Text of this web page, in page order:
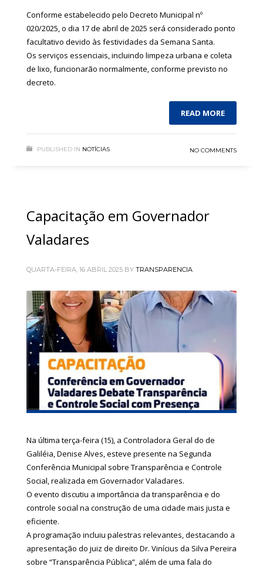
Conforme estabelecido pelo Decreto Municipal nº
020/2025, o dia 17 de abril de 2025 será considerado ponto
facultativo devido às festividades da Semana Santa.
Os serviços essenciais, incluindo limpeza urbana e coleta
de lixo, funcionarão normalmente, conforme previsto no
decreto.
READ MORE
PUBLISHED IN NOTÍCIAS NO COMMENTS
Capacitação em Governador
Valadares
QUARTA-FEIRA, 16 ABRIL 2025 BY TRANSPARENCIA
Na última terça-feira (15), a Controladora Geral do de
Galiléia, Denise Alves, esteve presente na Segunda
Conferência Municipal sobre Transparência e Controle
Social, realizada em Governador Valadares.
O evento discutiu a importância da transparência e do
controle social na construção de uma cidade mais justa e
eficiente.
A programação incluiu palestras relevantes, destacando a
apresentação do juiz de direito Dr. Vinícius da Silva Pereira
sobre “Transparência Pública”, além de uma fala do